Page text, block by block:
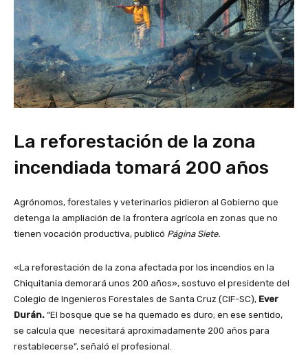
La reforestación de la zona
incendiada tomará 200 años
Agrónomos, forestales y veterinarios pidieron al Gobierno que
detenga la ampliación de la frontera agrícola en zonas que no
tienen vocación productiva, publicó Página Siete.
«La reforestación de la zona afectada por los incendios en la
Chiquitania demorará unos 200 años», sostuvo el presidente del
Colegio de Ingenieros Forestales de Santa Cruz (CIF-SC), Ever
Durán. “El bosque que se ha quemado es duro; en ese sentido,
se calcula que necesitará aproximadamente 200 años para
restablecerse”, señaló el profesional.